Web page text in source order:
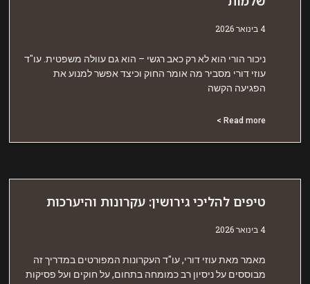
הורי הוא לא רק כאב רגשי – הוא גם עוולה משפטית. עו"ד
דורי מסביר מה אומר החוק וכיצד אפשר למנוע את
הקשה
להליכי גירושין: עקרונות והיערכות
מאת עוזי דורי, עו"ד העקרונות המפורטים במדריך זה
על ניסיון רב כמומחה בתחום, על חוקים ועל פסיקות